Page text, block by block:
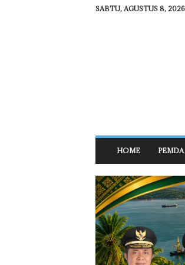
SABTU, AGUSTUS 8, 2026
H
A
T
N
E
W
S
HOME PEMDA